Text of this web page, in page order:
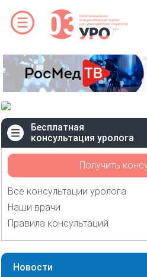
Бесплатная
консультация уролога
Получить
Все консультации уролога
Наши врачи
Правила консультаций
Новости